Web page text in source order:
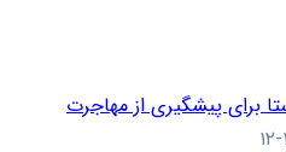
برای پیشگیری از مهاجرت